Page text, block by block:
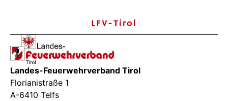
LFV-Tirol
Landes-Feuerwehrverband Tirol
Florianistraße 1
A-6410 Telfs